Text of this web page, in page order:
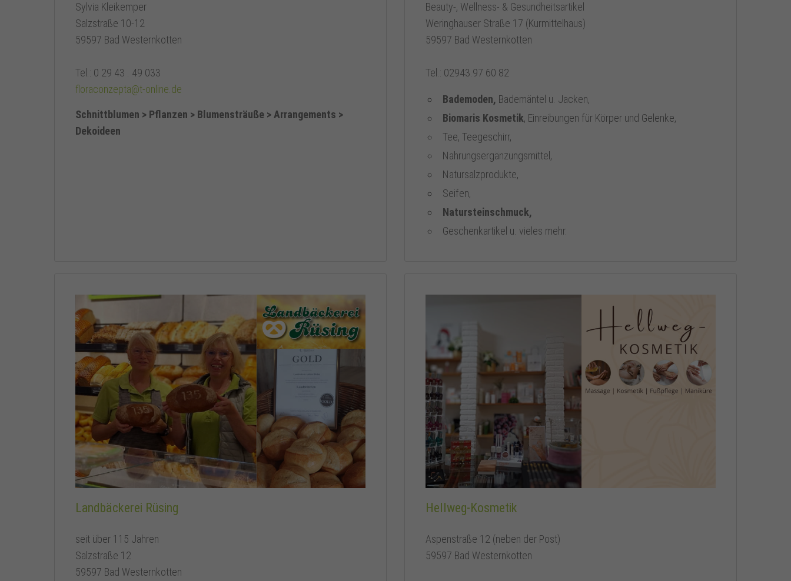
Sylvia Kleikemper
Salzstraße 10-12
59597 Bad Westernkotten
Tel.: 0 29 43 . 49 033
floraconzepta@t-online.de
Schnittblumen > Pflanzen > Blumensträuße > Arrangements >
Dekoideen
Beauty-, Wellness- & Gesundheitsartikel
Weringhauser Straße 17 (Kurmittelhaus)
59597 Bad Westernkotten
Tel.: 02943.97 60 82
Bademoden, Bademäntel u. Jacken,
Biomaris Kosmetik, Einreibungen für Körper und Gelenke,
Tee, Teegeschirr,
Nahrungsergänzungsmittel,
Natursalzprodukte,
Seifen,
Natursteinschmuck,
Geschenkartikel u. vieles mehr.
Landbäckerei Rüsing
seit über 115 Jahren
Salzstraße 12
59597 Bad Westernkotten
Hellweg-Kosmetik
Aspenstraße 12 (neben der Post)
59597 Bad Westernkotten